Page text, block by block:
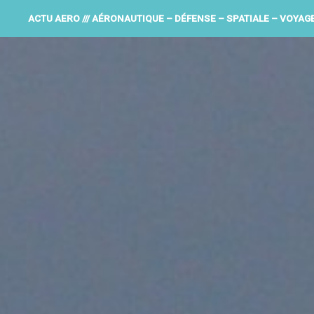
ACTU AERO /// AÉRONAUTIQUE – DÉFENSE – SPATIALE –